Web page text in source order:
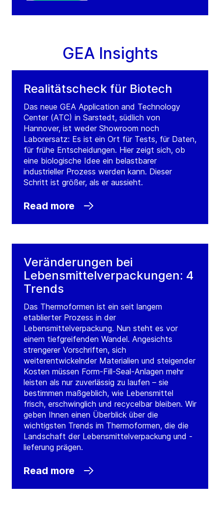
GEA Insights
Realitätscheck für Biotech
Das neue GEA Application and Technology
Center (ATC) in Sarstedt, südlich von
Hannover, ist weder Showroom noch
Laborersatz: Es ist ein Ort für Tests, für Daten,
für frühe Entscheidungen. Hier zeigt sich, ob
eine biologische Idee ein belastbarer
industrieller Prozess werden kann. Dieser
Schritt ist größer, als er aussieht.
Read more
Veränderungen bei
Lebensmittelverpackungen: 4
Trends
Das Thermoformen ist ein seit langem
etablierter Prozess in der
Lebensmittelverpackung. Nun steht es vor
einem tiefgreifenden Wandel. Angesichts
strengerer Vorschriften, sich
weiterentwickelnder Materialien und steigender
Kosten müssen Form-Fill-Seal-Anlagen mehr
leisten als nur zuverlässig zu laufen – sie
bestimmen maßgeblich, wie Lebensmittel
frisch, erschwinglich und recycelbar bleiben. Wir
geben Ihnen einen Überblick über die
wichtigsten Trends im Thermoformen, die die
Landschaft der Lebensmittelverpackung und -
lieferung prägen.
Read more